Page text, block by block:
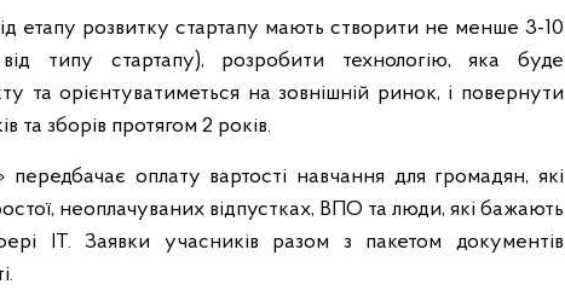
етапу розвитку стартапу мають створити не менше 3-10
типу стартапу), розробити технологію, яка буде
та орієнтуватиметься на зовнішній ринок, і повернути
та зборів протягом 2 років.
оплату вартості навчання для громадян, які
неоплачуваних відпустках, ВПО та люди, які бажають
IT. Заявки учасників разом з пакетом документів